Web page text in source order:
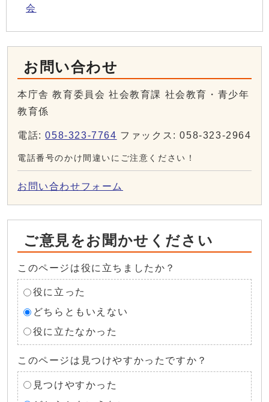
会
お問い合わせ
本庁舎 教育委員会 社会教育課 社会教育・青少年
教育係
電話:058-323-7764 ファックス: 058-323-2964
電話番号のかけ間違いにご注意ください！
お問い合わせフォーム
ご意見をお聞かせください
このページは役に立ちましたか？
役に立った
どちらともいえない
役に立たなかった
このページは見つけやすかったですか？
見つけやすかった